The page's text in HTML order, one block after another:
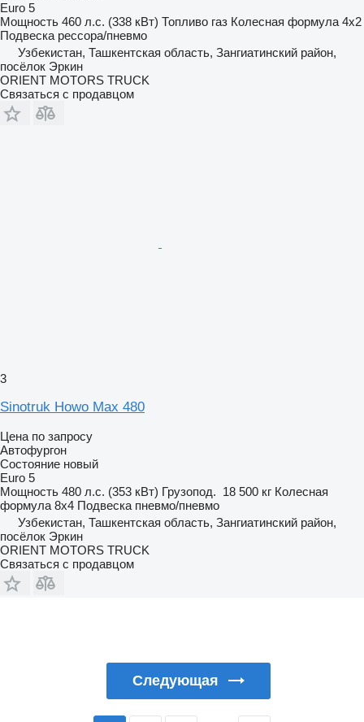
Euro 5
Мощность 460 л.с. (338 кВт) Топливо газ Колесная формула 4x2
Подвеска рессора/пневмо
Узбекистан, Ташкентская область, Зангиатинский район,
посёлок Эркин
ORIENT MOTORS TRUCK
Связаться с продавцом
3
Sinotruk Howo Max 480
Цена по запросу
Автофургон
Состояние новый
Euro 5
Мощность 480 л.с. (353 кВт) Грузопод. 18 500 кг Колесная
формула 8x4 Подвеска пневмо/пневмо
Узбекистан, Ташкентская область, Зангиатинский район,
посёлок Эркин
ORIENT MOTORS TRUCK
Связаться с продавцом
Следующая